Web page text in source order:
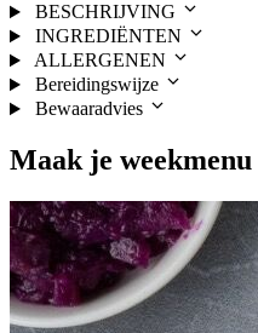
BESCHRIJVING
INGREDIËNTEN
ALLERGENEN
Bereidingswijze
Bewaaradvies
Maak je weekmenu